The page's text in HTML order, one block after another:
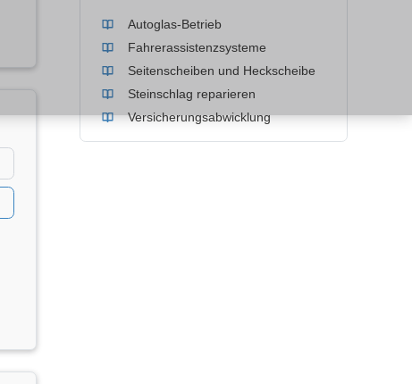
Autoglas-Betrieb
Fahrerassistenzsysteme
Seitenscheiben und Heckscheibe
Steinschlag reparieren
Versicherungsabwicklung